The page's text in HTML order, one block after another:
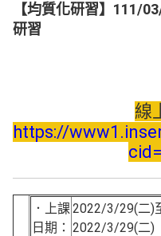
【均質化研習】111/
研習
線
https://
．上課
日期：
2022/3/29(二)
2022/3/29(二)